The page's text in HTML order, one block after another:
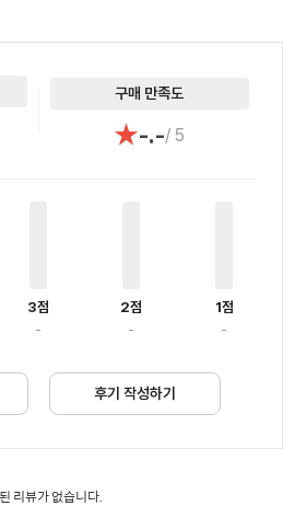
구매 만족도
★-.-/ 5
3점
-
2점
-
1점
-
후기 작성하기
리뷰가 없습니다.